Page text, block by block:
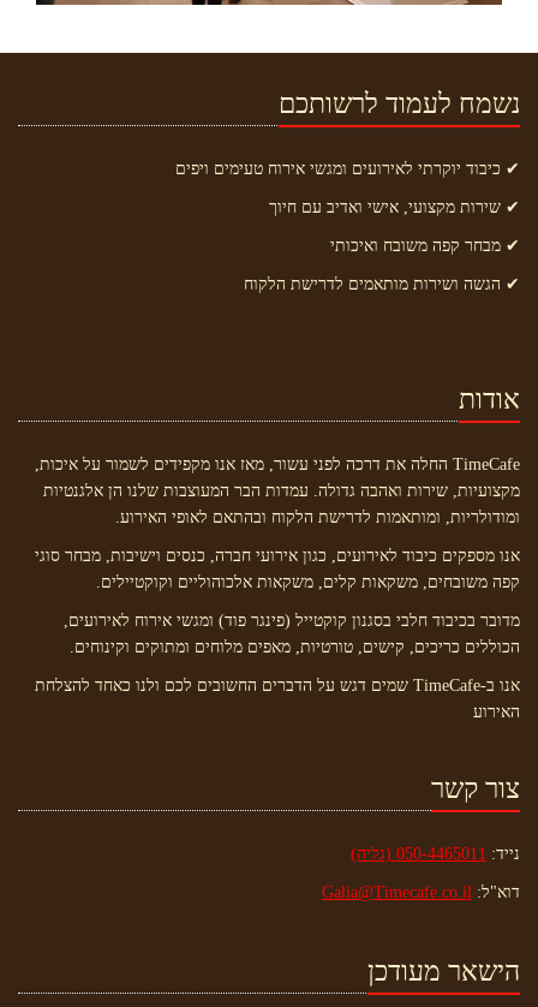
נשמח לעמוד לרשותכם
✔ כיבוד יוקרתי לאירועים ומגשי אירוח טעימים ויפים
✔ שירות מקצועי, אישי ואדיב עם חיוך
✔ מבחר קפה משובח ואיכותי
✔ הגשה ושירות מותאמים לדרישת הלקוח
אודות
TimeCafe החלה את דרכה לפני עשור, מאז אנו מקפידים לשמור על איכות,
מקצועיות, שירות ואהבה גדולה. עמדות הבר המעוצבות שלנו הן אלגנטיות
ומודולריות, ומותאמות לדרישת הלקוח ובהתאם לאופי האירוע.
אנו מספקים כיבוד לאירועים, כגון אירועי חברה, כנסים וישיבות, מבחר סוגי
קפה משובחים, משקאות קלים, משקאות אלכוהוליים וקוקטיילים.
מדובר בכיבוד חלבי בסגנון קוקטייל (פינגר פוד) ומגשי אירוח לאירועים,
הכוללים כריכים, קישים, טורטיות, מאפים מלוחים ומתוקים וקינוחים.
אנו ב-TimeCafe שמים דגש על הדברים החשובים לכם ולנו כאחד להצלחת
האירוע
צור קשר
נייד: 050-4465011 (גליה)
דוא"ל: Galia@Timecafe.co.il
הישאר מעודכן